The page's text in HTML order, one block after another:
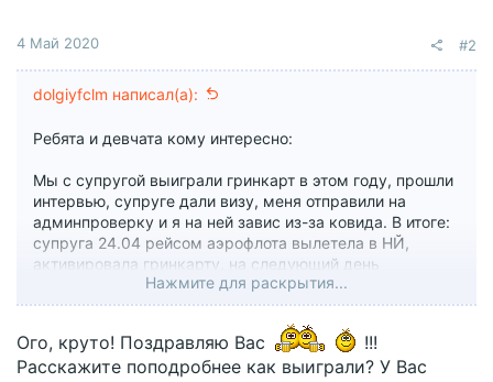
4 Май 2020 #2
dolgiyfclm написал(а):
Ребята и девчата кому интересно:
Мы с супругой выиграли гринкарт в этом году, прошли
интервью, супруге дали визу, меня отправили на
админпроверку и я на ней завис из-за ковида. В итоге:
супруга 24.04 рейсом аэрофлота вылетела в НЙ,
активировала гринкарту, на следующий день
возвращалась по маршруту НЙ-Амстердам
(транзитная зона) - Минск. С Минска на автобусе до
Москвы (легально впускают через границу только
граждан РФ (или других резидентов - родственников,
при предъявлении документов), обратно только
Нажмите для раскрытия...
Ого, круто! Поздравляю Вас
!!!
Расскажите поподробнее как выиграли? У Вас